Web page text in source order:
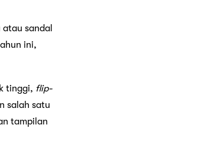
sandal
ini,
tinggi, flip-
salah satu
tampilan